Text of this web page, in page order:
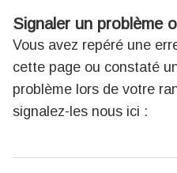
Signaler un problème
Vous avez repéré une
cette page ou constaté
problème lors de votre
signalez-les nous ici :